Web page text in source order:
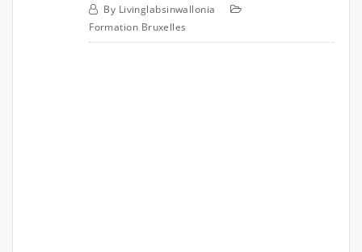
By Livinglabsinwallonia
Formation Bruxelles